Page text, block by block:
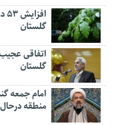
گلستان
اتفاقی
گلستان
امام جمعه
منطقه